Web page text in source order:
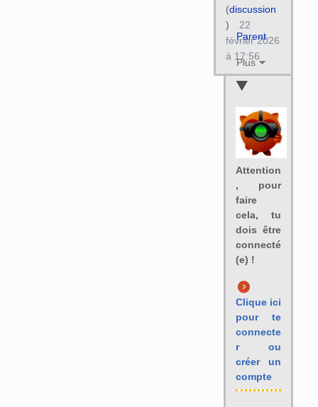
Parent
Plus
(discussion
)
22
février 2026
à 17:56
Attention
, pour
faire
cela, tu
dois être
connecté
(e) !
Clique ici
pour te
connecte
r ou
créer un
compte